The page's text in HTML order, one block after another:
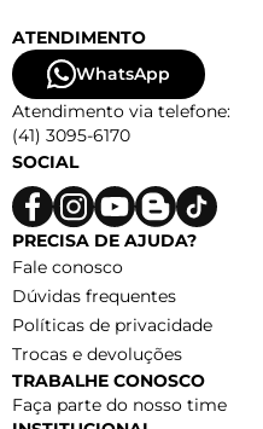
ATENDIMENTO
WhatsApp
Atendimento via telefone:
(41) 3095-6170
SOCIAL
PRECISA DE AJUDA?
Fale conosco
Dúvidas frequentes
Políticas de privacidade
Trocas e devoluções
TRABALHE CONOSCO
Faça parte do nosso time